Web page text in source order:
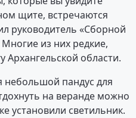
щите, встречаются
руководитель «Сборной
из них редкие,
Архангельской области.
небольшой пандус для
на веранде можно
установили светильник.